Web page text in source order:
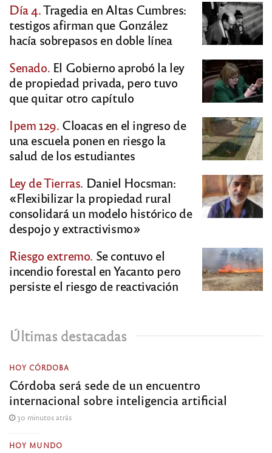
Día 4.Tragedia en Altas Cumbres:
testigos afirman que González
hacía sobrepasos en doble línea
Senado. El Gobierno aprobó la ley
de propiedad privada, pero tuvo
que quitar otro capítulo
Ipem 129. Cloacas en el ingreso de
una escuela ponen en riesgo la
salud de los estudiantes
Ley de Tierras. Daniel Hocsman:
«Flexibilizar la propiedad rural
consolidará un modelo histórico de
despojo y extractivismo»
Riesgo extremo. Se contuvo el
incendio forestal en Yacanto pero
persiste el riesgo de reactivación
Últimas destacadas
HOY CÓRDOBA
Córdoba será sede de un encuentro
internacional sobre inteligencia artificial
30 minutos atrás
HOY MUNDO